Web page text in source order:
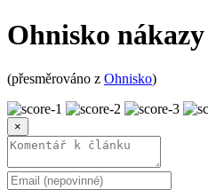
Ohnisko nákazy
(přesměrováno z Ohnisko)
×